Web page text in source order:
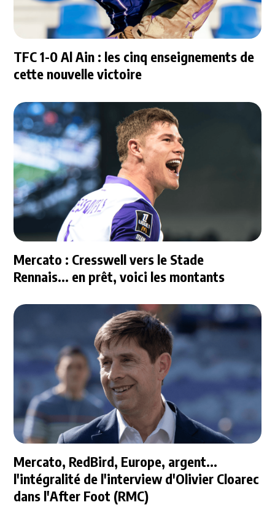
TFC 1-0 Al Ain : les cinq enseignements de
cette nouvelle victoire
Mercato : Cresswell vers le Stade
Rennais... en prêt, voici les montants
Mercato, RedBird, Europe, argent...
l'intégralité de l'interview d'Olivier Cloarec
dans l'After Foot (RMC)